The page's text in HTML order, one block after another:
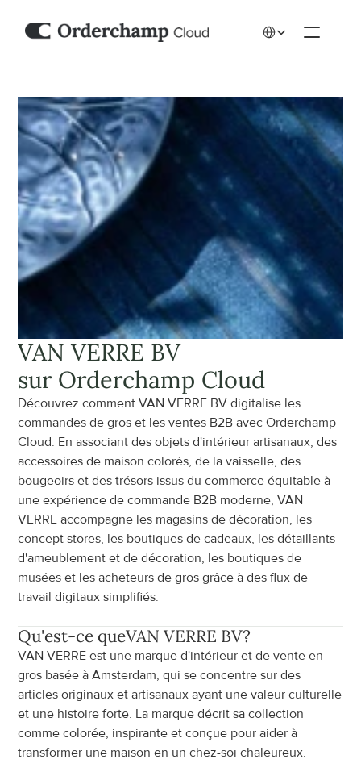
VAN VERRE BV
sur Orderchamp Cloud
Découvrez comment VAN VERRE BV digitalise les
commandes de gros et les ventes B2B avec Orderchamp
Cloud. En associant des objets d'intérieur artisanaux, des
accessoires de maison colorés, de la vaisselle, des
bougeoirs et des trésors issus du commerce équitable à
une expérience de commande B2B moderne, VAN
VERRE accompagne les magasins de décoration, les
concept stores, les boutiques de cadeaux, les détaillants
d'ameublement et de décoration, les boutiques de
musées et les acheteurs de gros grâce à des flux de
travail digitaux simplifiés.
Qu'est-ce queVAN VERRE BV?
VAN VERRE est une marque d'intérieur et de vente en
gros basée à Amsterdam, qui se concentre sur des
articles originaux et artisanaux ayant une valeur culturelle
et une histoire forte. La marque décrit sa collection
comme colorée, inspirante et conçue pour aider à
transformer une maison en un chez-soi chaleureux.